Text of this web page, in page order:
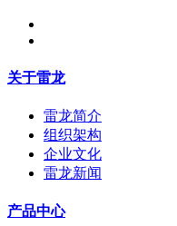
关于雷龙
雷龙简介
组织架构
企业文化
雷龙新闻
产品中心